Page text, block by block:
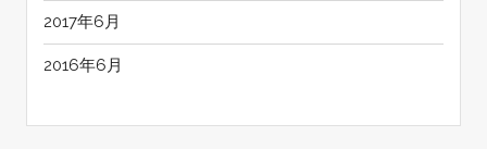
2017年6月
2016年6月